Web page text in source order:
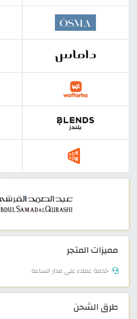
مميزات المتجر
خدمة عملاء على مدار الساعة
طرق الشحن